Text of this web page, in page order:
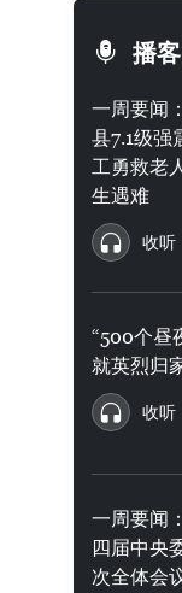
播客
一周要闻
县7.1级强
工勇救老
生遇难
收听
“500个昼
就英烈归
收听
一周要闻
四届中央
次全体会